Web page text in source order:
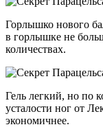
Горлышко нового
в горлышке не
количествах.
Гель легкий, но по
усталости ног от
экономичнее.